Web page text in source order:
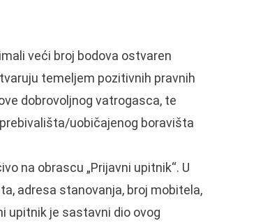
veći broj bodova ostvaren
temeljem pozitivnih pravnih
dobrovoljnog vatrogasca, te
uobičajenog boravišta
na obrascu „Prijavni upitnik“. U
adresa stanovanja, broj mobitela,
upitnik je sastavni dio ovog